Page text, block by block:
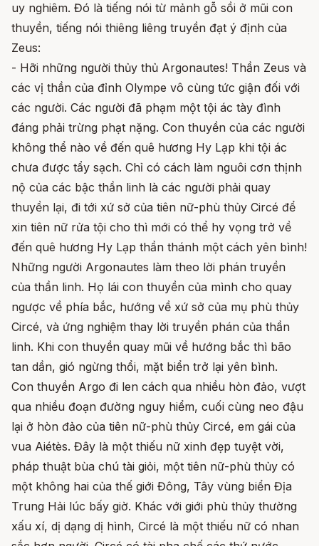
uy nghiêm. Đó là tiếng nói từ mảnh gỗ sồi ở mũi con
thuyền, tiếng nói thiêng liêng truyền đạt ý định của
Zeus:
- Hỡi những người thủy thủ Argonautes! Thần Zeus và
các vị thần của đỉnh Olympe vô cùng tức giận đối với
các người. Các người đã phạm một tội ác tày đình
đáng phải trừng phạt nặng. Con thuyền của các người
không thể nào về đến quê hương Hy Lạp khi tội ác
chưa được tẩy sạch. Chỉ có cách làm nguôi cơn thịnh
nộ của các bậc thần linh là các người phải quay
thuyền lại, đi tới xứ sở của tiên nữ-phù thủy Circé để
xin tiên nữ rửa tội cho thì mới có thể hy vọng trở về
đến quê hương Hy Lạp thần thánh một cách yên bình!
Những người Argonautes làm theo lời phán truyền
của thần linh. Họ lái con thuyền của mình cho quay
ngược về phía bắc, hướng về xứ sở của mụ phù thủy
Circé, và ứng nghiệm thay lời truyền phán của thần
linh. Khi con thuyền quay mũi về hướng bắc thì bão
tan dần, gió ngừng thổi, mặt biển trở lại yên bình.
Con thuyền Argo đi len cách qua nhiều hòn đảo, vượt
qua nhiều đoạn đường nguy hiểm, cuối cùng neo đậu
lại ở hòn đảo của tiên nữ-phù thủy Circé, em gái của
vua Aiétès. Đây là một thiếu nữ xinh đẹp tuyệt vời,
pháp thuật bùa chú tài giỏi, một tiên nữ-phù thủy có
một không hai của thế giới Đông, Tây vùng biển Địa
Trung Hải lúc bấy giờ. Khác với giới phù thủy thường
xấu xí, dị dạng dị hình, Circé là một thiếu nữ có nhan